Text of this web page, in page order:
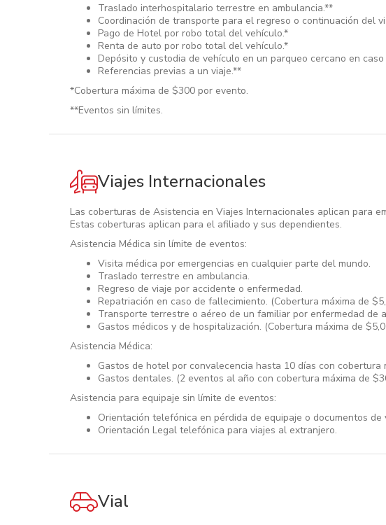
Traslado interhospitalario terrestre en ambulancia.**
Coordinación de transporte para el regreso o continuación del
Pago de Hotel por robo total del vehículo.*
Renta de auto por robo total del vehículo.*
Depósito y custodia de vehículo en un parqueo cercano en
Referencias previas a un viaje.**
*Cobertura máxima de $300 por evento.
**Eventos sin límites.
Viajes Internacionales
Las coberturas de Asistencia en Viajes Internacionales aplican para
Estas coberturas aplican para el afiliado y sus dependientes.
Asistencia Médica sin límite de eventos:
Visita médica por emergencias en cualquier parte del mundo.
Traslado terrestre en ambulancia.
Regreso de viaje por accidente o enfermedad.
Repatriación en caso de fallecimiento. (Cobertura máxima de
Transporte terrestre o aéreo de un familiar por enfermedad de
Gastos médicos y de hospitalización. (Cobertura máxima de
Asistencia Médica:
Gastos de hotel por convalecencia hasta 10 días con cobertura
Gastos dentales. (2 eventos al año con cobertura máxima de
Asistencia para equipaje sin límite de eventos:
Orientación telefónica en pérdida de equipaje o documentos de
Orientación Legal telefónica para viajes al extranjero.
Vial